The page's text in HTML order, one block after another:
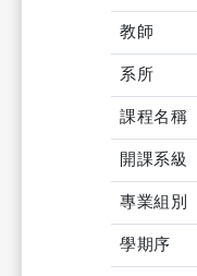
教師
系所
課程名稱
開課系級
專業組別
學期序